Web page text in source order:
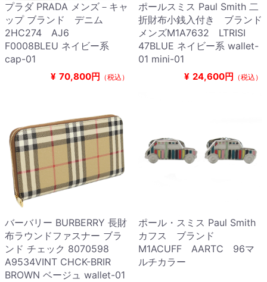
プラダ PRADA メンズ－キャ
ップ ブランド デニム
2HC274 AJ6
F0008BLEU ネイビー系
cap-01
¥ 70,800円 （税込）
ポールスミス Paul Smith 二
折財布小銭入付き ブランド
メンズM1A7632 LTRISI
47BLUE ネイビー系 wallet-
01 mini-01
¥ 24,600円 （税込）
バーバリー BURBERRY 長財
布ラウンドファスナー ブラ
ンド チェック 8070598
A9534VINT CHCK-BRIR
BROWN ベージュ wallet-01
ポール・スミス Paul Smith
カフス ブランド
M1ACUFF AARTC 96マ
ルチカラー